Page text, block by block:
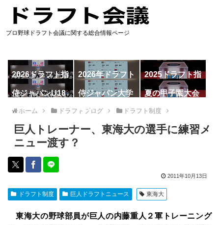
プロ野球ドラフト会議に関する総合情報ページ
2026ドラフト指
名予想
2026年ドラフト
候補
2025ドラフト指
名一覧
侍ジャパンU18
代表
侍ジャパン大学
代表
夏の甲子園大会
ホーム ドラフトブログ ドラフト制度
巨人トレーナー、東海大の選手に練習メ
ニュー渡す？
2011年10月13日
ドラフト制度 巨人ドラフトニュース 東海大
東海大の野球部員が巨人の内藤重人２軍トレーニング